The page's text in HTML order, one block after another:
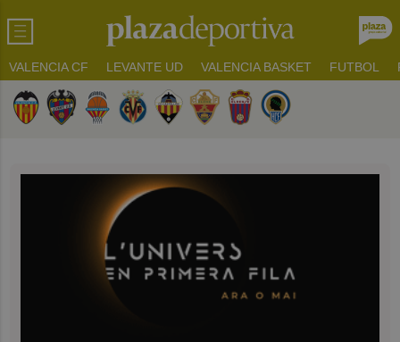
VALENCIA CF LEVANTE UD VALENCIA BASKET FUTBOL